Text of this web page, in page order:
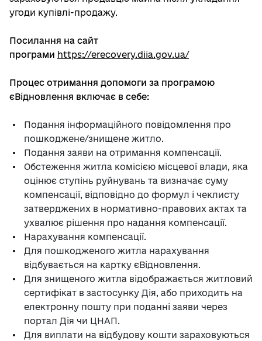
угоди купівлі-продажу.
Посилання на сайт
програми https://erecovery.diia.gov.ua/
Процес отримання допомоги за програмою
єВідновлення включає в себе:
Подання інформаційного повідомлення про
пошкоджене/знищене житло.
Подання заяви на отримання компенсації.
Обстеження житла комісією місцевої влади, яка
оцінює ступінь руйнувань та визначає суму
компенсації, відповідно до формул і чеклисту
затверджених в нормативно-правових актах та
ухвалює рішення про надання компенсації.
Нарахування компенсації.
Для пошкодженого житла нарахування
відбувається на картку єВідновлення.
Для знищеного житла відображається житловий
сертифікат в застосунку Дія, або приходить на
електронну пошту при поданні заяви через
портал Дія чи ЦНАП.
Для виплати на відбудову кошти зараховуються